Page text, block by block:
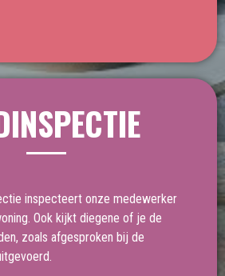
inspecteert onze medewerker
Ook kijkt diegene of je de
zoals afgesproken bij de